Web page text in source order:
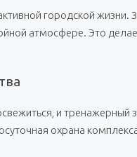
городской жизни.
атмосфере. Это
и тренажерный
охрана